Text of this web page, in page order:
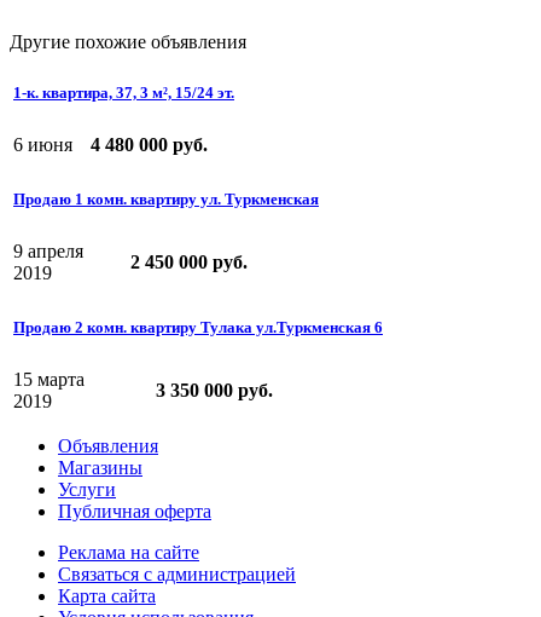
Другие похожие объявления
1-к. квартира, 37, 3 м², 15/24 эт.
6 июня 4 480 000 руб.
Продаю 1 комн. квартиру ул. Туркменская
9 апреля
2019
2 450 000 руб.
Продаю 2 комн. квартиру Тулака ул.Туркменская 6
15 марта
2019
3 350 000 руб.
Объявления
Магазины
Услуги
Публичная оферта
Реклама на сайте
Связаться с администрацией
Карта сайта